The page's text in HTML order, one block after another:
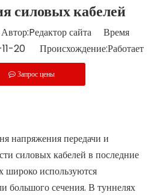
силовых кабелей
сайта Время
11-20 Происхождение:Работает
Запрос цены
напряжения передачи и
силовых кабелей в последние
широко используются
большого сечения. В туннелях